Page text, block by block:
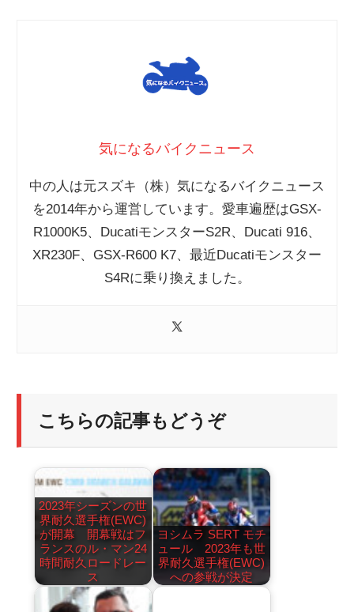
気になるバイクニュース
中の人は元スズキ（株）気になるバイクニュース
を2014年から運営しています。愛車遍歴はGSX-
R1000K5、DucatiモンスターS2R、Ducati 916、
XR230F、GSX-R600 K7、最近Ducatiモンスター
S4Rに乗り換えました。
こちらの記事もどうぞ
2023年シーズンの世
界耐久選手権(EWC)
が開幕 開幕戦はフ
ランスのル・マン24
時間耐久ロードレー
ス
ヨシムラ SERT モチ
ュール 2023年も世
界耐久選手権(EWC)
への参戦が決定